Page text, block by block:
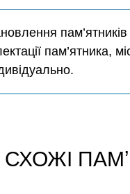
пам’ятників
пам’ятника,
СХОЖІ